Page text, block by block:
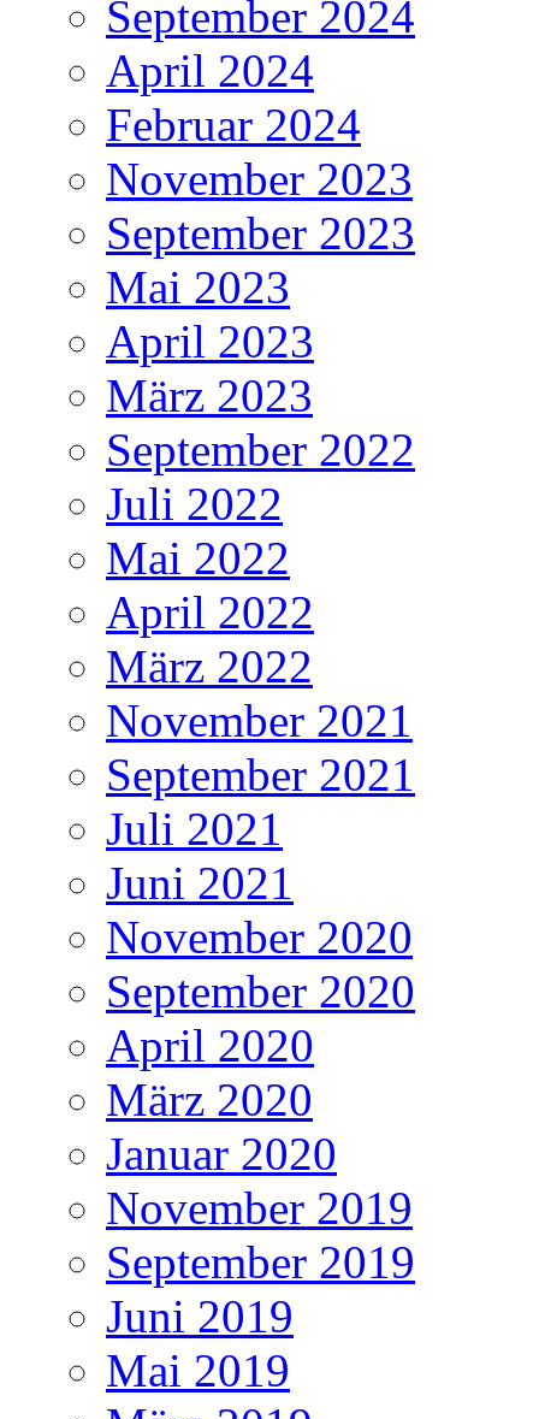
September 2024
April 2024
Februar 2024
November 2023
September 2023
Mai 2023
April 2023
März 2023
September 2022
Juli 2022
Mai 2022
April 2022
März 2022
November 2021
September 2021
Juli 2021
Juni 2021
November 2020
September 2020
April 2020
März 2020
Januar 2020
November 2019
September 2019
Juni 2019
Mai 2019